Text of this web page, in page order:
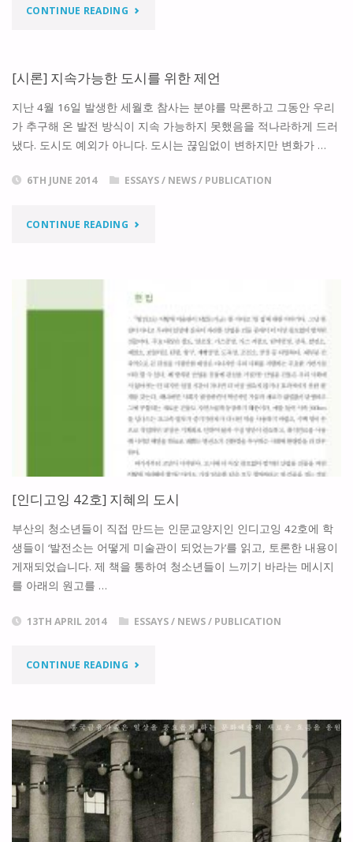
를
한
건
축
자
용"
CONTINUE READING"SUGGESTIONS
SUSTAINABLE
CITIES"
[시론] 지속가능한 도시를 위한 제언
지난 4월 16일 발생한 세월호 참사는 분야를 막론하고 그동안 우리
가 추구해 온 발전 방식이 지속 가능하지 못했음을 적나라하게 드러
냈다. 도시도 예외가 아니다. 도시는 끊임없이 변하지만 변화가 …
6TH JUNE 2014 ESSAYS/ NEWS/ PUBLICATION
CONTINUE READING"
지
속
가
능
한
도
시
를
위
언"
[인디고잉 42호] 지혜의 도시
부산의 청소년들이 직접 만드는 인문교양지인 인디고잉 42호에 학
생들이 ‘발전소는 어떻게 미술관이 되었는가’를 읽고, 토론한 내용이
게재되었습니다. 제 책을 통하여 청소년들이 느끼기 바라는 메시지
를 아래의 원고를 …
13TH APRIL 2014 ESSAYS/ NEWS/ PUBLICATION
CONTINUE READING"
디
고
잉
42